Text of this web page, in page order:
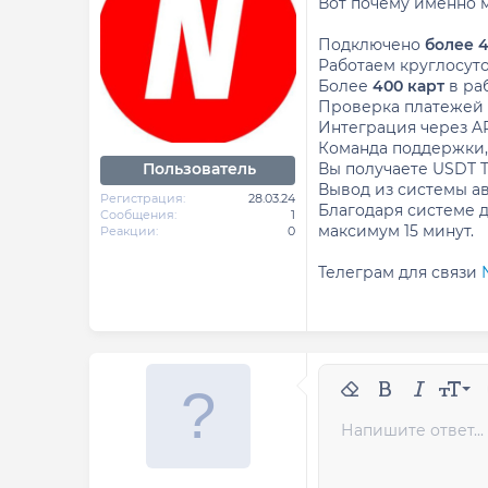
м
Пользователь
Регистрация
28.03.24
Сообщения
1
Реакции
0
Подключено более
Работаем
Более 400 карт в
Проверка
Интеграция через
Команда
Вы получаете
Вывод из системы
Благодаря системе
максимум 15 минут.
Телеграм для связи
УдалитьПолужирный
Курсив
9
10
Шрифт Arial
Зачёркнутый
Спойлер
Код
Напишите ответ...